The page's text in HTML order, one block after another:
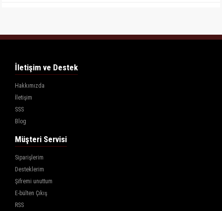
İletişim ve Destek
Hakkımızda
İletişim
SSS
Blog
Müşteri Servisi
Siparişlerim
Desteklerim
Şifremi unuttum
E-bülten Çıkış
RSS